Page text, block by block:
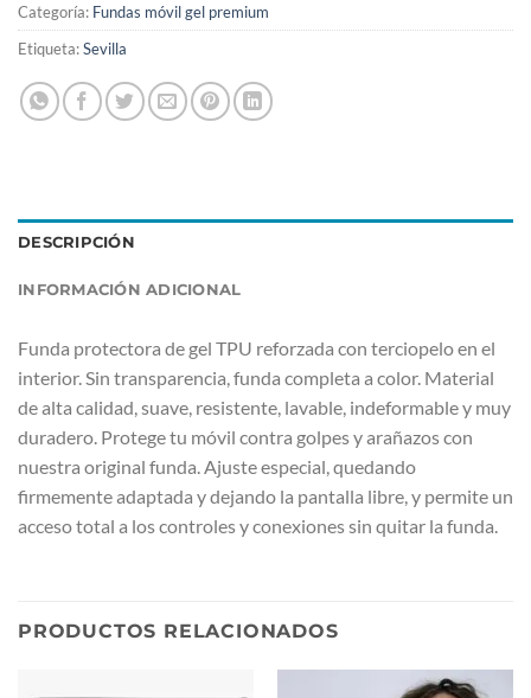
Categoría: Fundas móvil gel premium
Etiqueta:Sevilla
DESCRIPCIÓN
INFORMACIÓN ADICIONAL
Funda protectora de gel TPU reforzada con terciopelo en el
interior. Sin transparencia, funda completa a color. Material
de alta calidad, suave, resistente, lavable, indeformable y muy
duradero. Protege tu móvil contra golpes y arañazos con
nuestra original funda. Ajuste especial, quedando
firmemente adaptada y dejando la pantalla libre, y permite un
acceso total a los controles y conexiones sin quitar la funda.
PRODUCTOS RELACIONADOS